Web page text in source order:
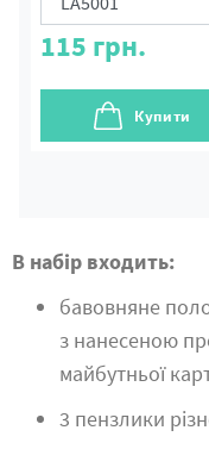
115 грн.
Купити
В набір входить:
бавовняне
з нанесеною
майбутньої
3 пензлики